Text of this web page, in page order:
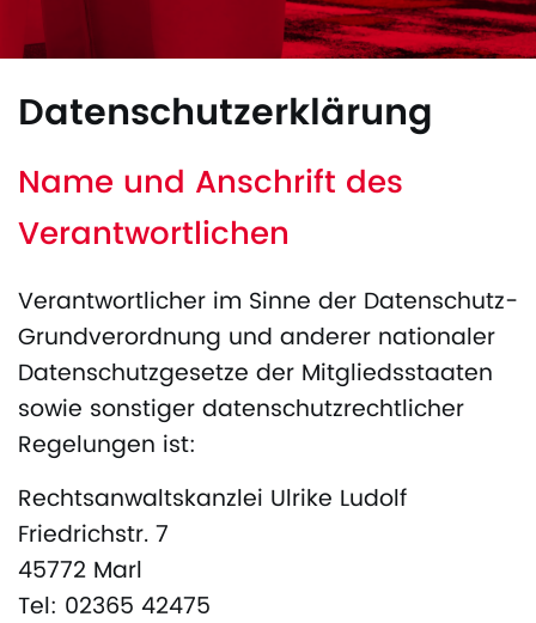
Datenschutzerklärung
Name und Anschrift des
Verantwortlichen
Verantwortlicher im Sinne der Datenschutz-
Grundverordnung und anderer nationaler
Datenschutzgesetze der Mitgliedsstaaten
sowie sonstiger datenschutzrechtlicher
Regelungen ist:
Rechtsanwaltskanzlei Ulrike Ludolf
Friedrichstr. 7
45772 Marl
Tel: 02365 42475